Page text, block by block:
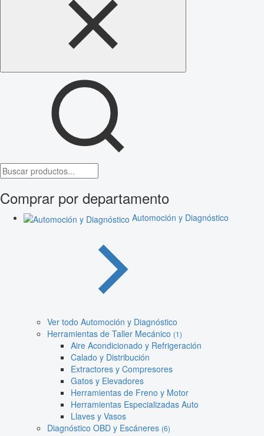
Comprar por departamento
Automoción y Diagnóstico
Ver todo Automoción y Diagnóstico
Herramientas de Taller Mecánico (1)
Aire Acondicionado y Refrigeración
Calado y Distribución
Extractores y Compresores
Gatos y Elevadores
Herramientas de Freno y Motor
Herramientas Especializadas Auto
Llaves y Vasos
Diagnóstico OBD y Escáneres (6)